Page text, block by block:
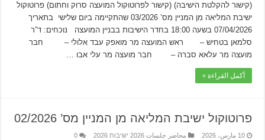
(קישור להקלטת הישיבה) (קישור לפרוטוקול המועצה סרוק וחתום) פרוטוקול
ישיבת המליאה מן המניין מס’ 03/2026 שהתקיימה ביום שלישי בתאריך
07/04/2026 בשעה 18:00 בחדר הישיבות בבניין המועצה נוכחים: ד”ר
סלמאן בטחיש – ראש המועצה מר מואפק עבד אלולי – חבר
מועצה מר עלאא סברה – חבר מועצה מר עלי אבו …
أكمل القراءة »
פרוטוקול ישיבת המליאה מן המניין מס’ 02/2026
10 مارس، 2026 محاضر جلسات 2026 ישיבות 2026 0